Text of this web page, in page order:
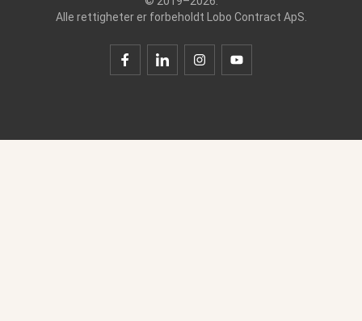
Alle rettigheter er forbeholdt Lobo Contract ApS.